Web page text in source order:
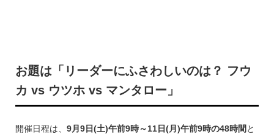
お題は「リーダーにふさわしいのは？ フウ
カ vs ウツホ vs マンタロー」
開催日程は、 9月9日(土)午前9時～11日(月)午前9時の48時間 と